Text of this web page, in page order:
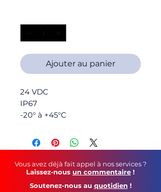
Ajouter au panier
24 VDC
IP67
-20° à +45°C
Fixation par clipsage – rail alu
Durée de vie : 30 000 H
Animation possible
Les + du produit
Vous avez déjà fait appel à nos services ?
Laissez-nous un commentaire !
Soutenez-nous au quotidien !